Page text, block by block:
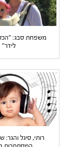
משפחת סבג: "הכל
לידר"
רותי, סיגל והגר: